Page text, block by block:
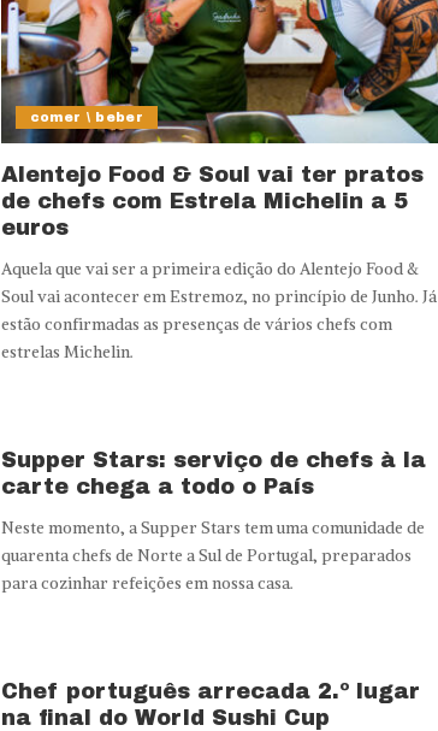
comer \ beber
Alentejo Food & Soul vai ter pratos
de chefs com Estrela Michelin a 5
euros
Aquela que vai ser a primeira edição do Alentejo Food &
Soul vai acontecer em Estremoz, no princípio de Junho. Já
estão confirmadas as presenças de vários chefs com
estrelas Michelin.
Supper Stars: serviço de chefs à la
carte chega a todo o País
Neste momento, a Supper Stars tem uma comunidade de
quarenta chefs de Norte a Sul de Portugal, preparados
para cozinhar refeições em nossa casa.
Chef português arrecada 2.º lugar
na final do World Sushi Cup